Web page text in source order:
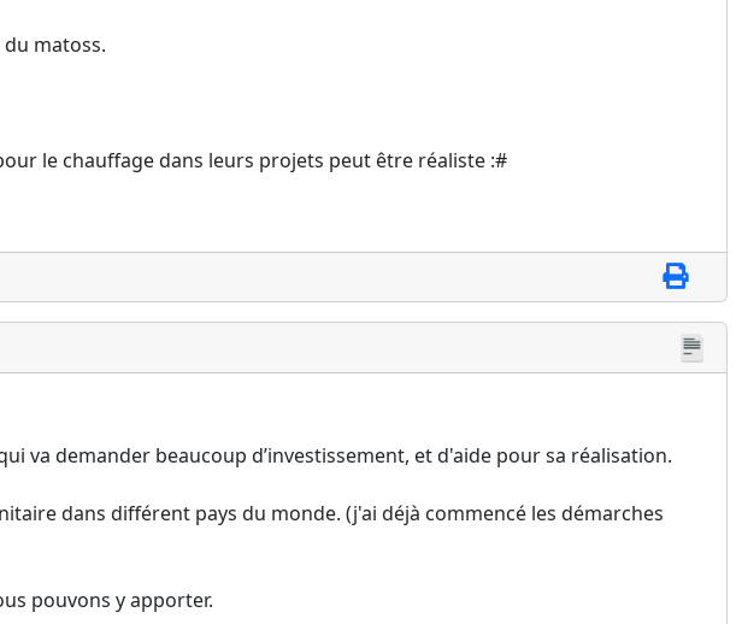
matoss.
le chauffage dans leurs projets peut être réaliste :#
va demander beaucoup d’investissement, et d'aide pour sa réalisation.
dans différent pays du monde. (j'ai déjà commencé les démarches
pouvons y apporter.